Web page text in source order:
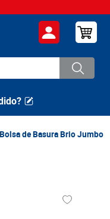
Bolsa de Basura Brio Jumbo